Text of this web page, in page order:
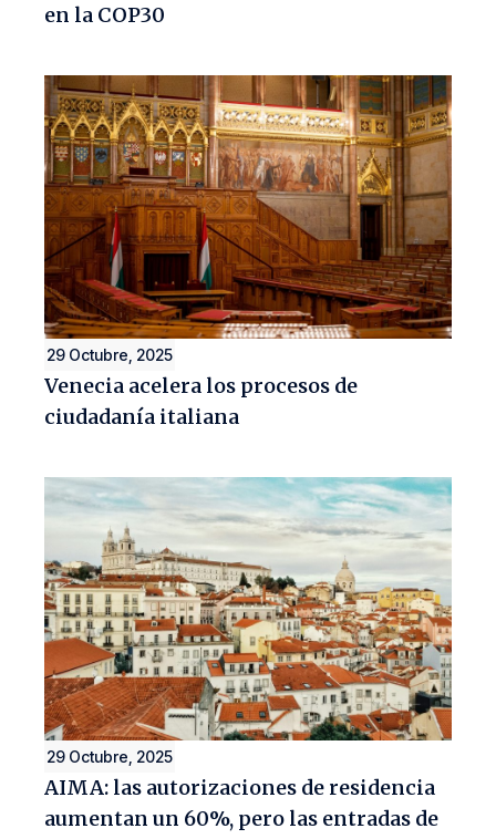
en la COP30
29 Octubre, 2025
Venecia acelera los procesos de
ciudadanía italiana
29 Octubre, 2025
AIMA: las autorizaciones de residencia
aumentan un 60%, pero las entradas de